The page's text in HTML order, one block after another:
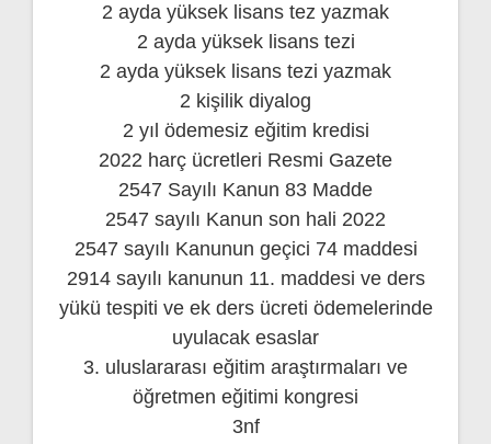
2 ayda yüksek lisans tez yazmak
2 ayda yüksek lisans tezi
2 ayda yüksek lisans tezi yazmak
2 kişilik diyalog
2 yıl ödemesiz eğitim kredisi
2022 harç ücretleri Resmi Gazete
2547 Sayılı Kanun 83 Madde
2547 sayılı Kanun son hali 2022
2547 sayılı Kanunun geçici 74 maddesi
2914 sayılı kanunun 11. maddesi ve ders
yükü tespiti ve ek ders ücreti ödemelerinde
uyulacak esaslar
3. uluslararası eğitim araştırmaları ve
öğretmen eğitimi kongresi
3nf